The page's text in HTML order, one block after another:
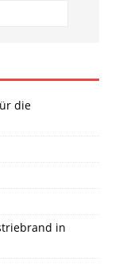
die
in